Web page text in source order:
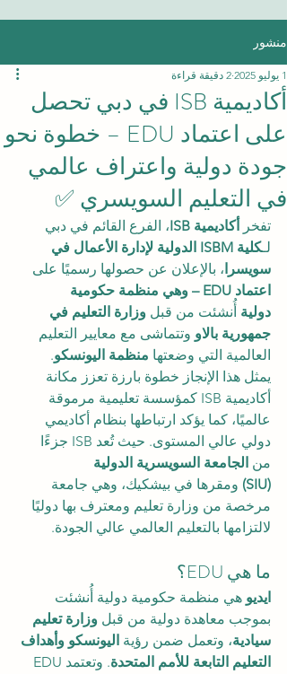
منشور
أكاديمية ISB في دبي تحصل
على اعتماد EDU – خطوة نحو
جودة دولية واعتراف عالمي
في التعليم السويسري ✅
1 يوليو 2025 2 دقيقة قراءة
تفخر أكاديمية ISB
، الفرع القائم في دبي
لـ
كلية ISBM الدولية لإدارة الأعمال في
سويسرا، بالإعلان عن حصولها رسميًا على
اعتماد EDU – وهي منظمة حكومية
دولية أُنشئت من قبل وزارة التعليم في
جمهورية بالاو وتتماشى مع معايير التعليم
العالمية التي وضعتها منظمة اليونسكو.
يمثل هذا الإنجاز خطوة بارزة تعزز مكانة
أكاديمية ISB كمؤسسة تعليمية مرموقة
عالميًا، كما يؤكد ارتباطها بنظام أكاديمي
دولي عالي المستوى. حيث تُعد ISB جزءًا
من الجامعة السويسرية الدولية
(SIU)
ومقرها في بيشكيك، وهي جامعة
مرخصة من وزارة تعليم ومعترف بها دوليًا
لالتزامها بالتعليم العالمي عالي الجودة.
ما هي EDU؟
ايديو هي منظمة حكومية دولية أُنشئت
بموجب معاهدة دولية من قبل وزارة تعليم
سيادية، وتعمل ضمن رؤية اليونسكو وأهداف
التعليم التابعة للأمم المتحدة